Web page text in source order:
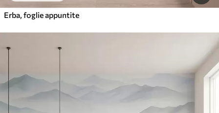
Erba, foglie appuntite